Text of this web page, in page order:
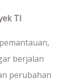
TI
berjalan
perubahan